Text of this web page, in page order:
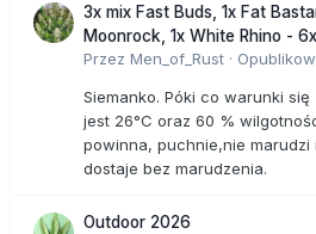
3x mix Fast Buds, 1x Fat
Moonrock, 1x White Rhino -
Przez Men_of_Rust ·
Siemanko. Póki co warunki się
jest 26°C oraz 60 %
powinna, puchnie,nie marudzi
dostaje bez marudzenia.
Outdoor 2026